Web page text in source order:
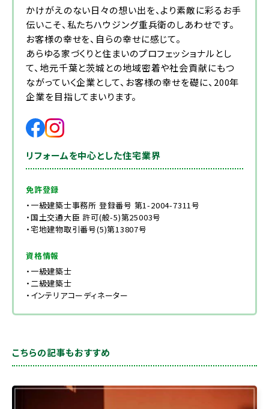
かけがえのない日々の想い出を、より素敵に彩るお手
伝いこそ、私たちハウジング重兵衛のしあわせです。
お客様の幸せを、自らの幸せに感じて。
あらゆる家づくりと住まいのプロフェッショナルとし
て、地元千葉と茨城との地域密着や社会貢献にもつ
ながっていく企業として、お客様の幸せを礎に、200年
企業を目指してまいります。
リフォームを中心とした住宅業界
免許登録
・一級建築士事務所 登録番号 第1-2004-7311号
・国土交通大臣 許可(般-5)第25003号
・宅地建物取引番号(5)第13807号
資格情報
・一級建築士
・二級建築士
・インテリアコーディネーター
こちらの記事もおすすめ